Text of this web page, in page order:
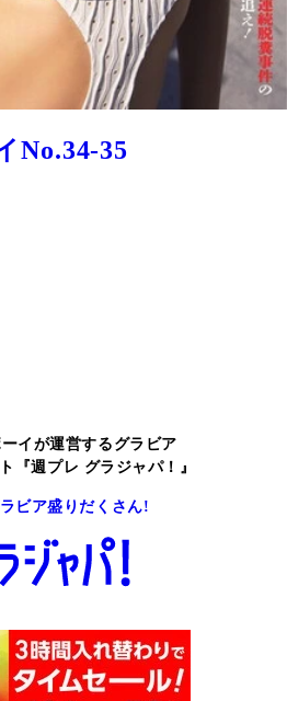
No.34-35
イが運営するグラビア
『週プレ グラジャパ！』
ビア盛りだくさん!